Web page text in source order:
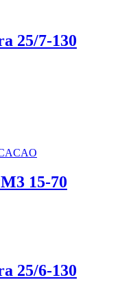
25/7-130
15-70
25/6-130